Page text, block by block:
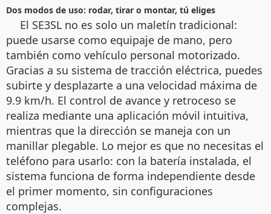
Dos modos de uso: rodar, tirar o montar, tú eliges
El SE3SL no es solo un maletín tradicional:
puede usarse como equipaje de mano, pero
también como vehículo personal motorizado.
Gracias a su sistema de tracción eléctrica, puedes
subirte y desplazarte a una velocidad máxima de
9.9 km/h. El control de avance y retroceso se
realiza mediante una aplicación móvil intuitiva,
mientras que la dirección se maneja con un
manillar plegable. Lo mejor es que no necesitas el
teléfono para usarlo: con la batería instalada, el
sistema funciona de forma independiente desde
el primer momento, sin configuraciones
complejas.